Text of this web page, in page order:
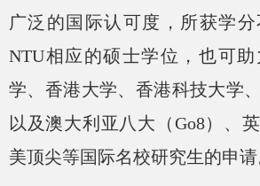
广泛的国际认可度，所获学
NTU相应的硕士学位，也可
学、香港大学、香港科技大学
以及澳大利亚八大（Go8）、
美顶尖等国际名校研究生的申请